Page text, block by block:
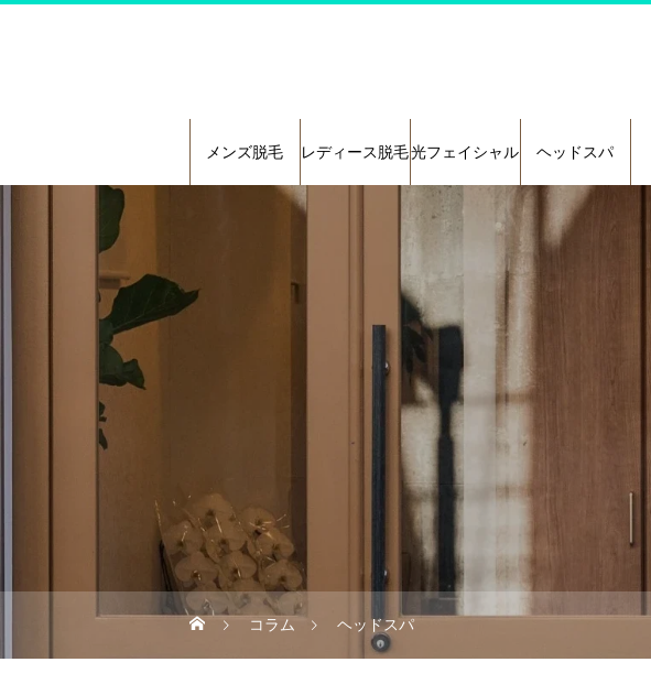
メンズ脱毛 レディース脱毛光フェイシャル ヘッドスパ
コラム ヘッドスパ